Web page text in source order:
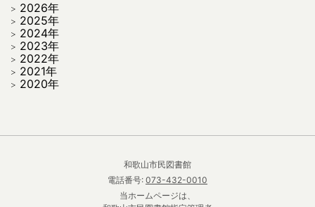
2026年
2025年
2024年
2023年
2022年
2021年
2020年
和歌山市民図書館
電話番号: 073-432-0010
当ホームページは、